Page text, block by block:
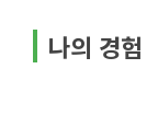
나의 경험